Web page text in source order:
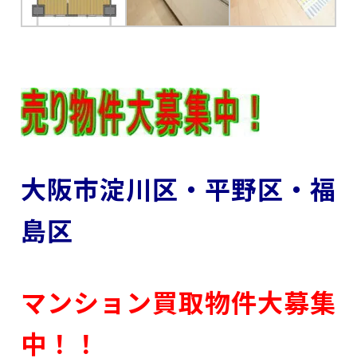
大阪市淀川区・平野区・福
島区
マンション買取物件大募集
中！！